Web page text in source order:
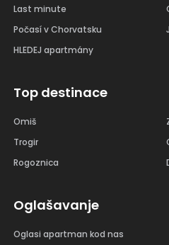
Last minute
Počasí v Chorvatsku
HLEDEJ apartmány
Top destinace
Omiš
Trogir
Rogoznica
Oglašavanje
Oglasi apartman kod nas